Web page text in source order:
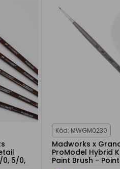
0, 5/0,
Kód: MWGM0230
Madworks x
ProModel Hybrid
Paint Brush -